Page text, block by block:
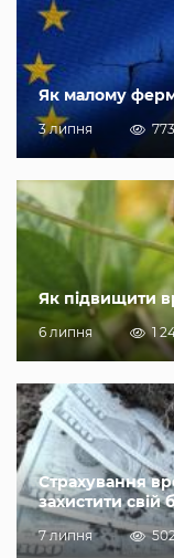
Як малому
3 липня 773
Як підвищити
6 липня 1
Страхування
захистити свій
7 липня